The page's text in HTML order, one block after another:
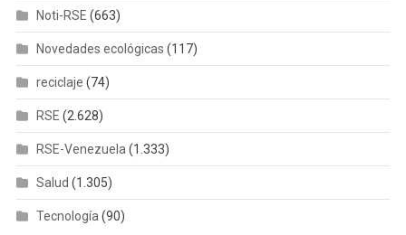
Noti-RSE (663)
Novedades ecológicas (117)
reciclaje (74)
RSE (2.628)
RSE-Venezuela(1.333)
Salud (1.305)
Tecnología(90)